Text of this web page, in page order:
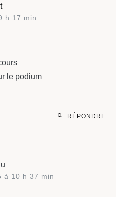
h 17 min
le podium
RÉPONDRE
à 10 h 37 min